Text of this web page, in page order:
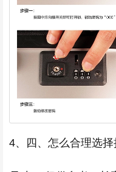
4、四、怎么合理选